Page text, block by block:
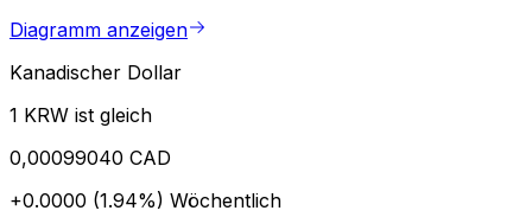
Diagramm anzeigen
Kanadischer Dollar
1 KRW ist gleich
0,00099040 CAD
+0.0000 (1.94%) Wöchentlich